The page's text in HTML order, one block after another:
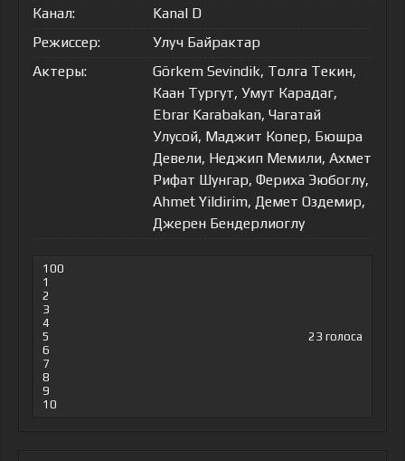
Канал:
Kanal D
Режиссер:
Улуч Байрактар
Актеры:
Görkem Sevindik, Толга Текин,
Каан Тургут, Умут Карадаг,
Ebrar Karabakan, Чагатай
Улусой, Маджит Копер, Бюшра
Девели, Неджип Мемили, Ахмет
Рифат Шунгар, Фериха Эюбоглу,
Ahmet Yildirim, Демет Оздемир,
Джерен Бендерлиоглу
100
1
2
3
4
5
6
7
8
9
10
23 голоса